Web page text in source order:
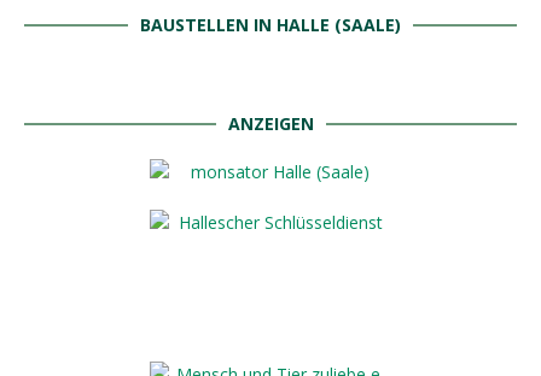
BAUSTELLEN IN HALLE (SAALE)
ANZEIGEN